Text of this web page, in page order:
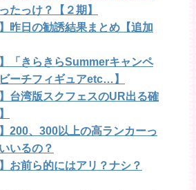
たっけ？【２期】
昨日の勧誘結果まとめ【追加
「きらきらSummerキャンペ
ーチフィギュアetc…】
台湾版スクフェスのUR出る確
200、300以上の高ランカーっ
いるの？
お前ら的にはアリ？ナシ？